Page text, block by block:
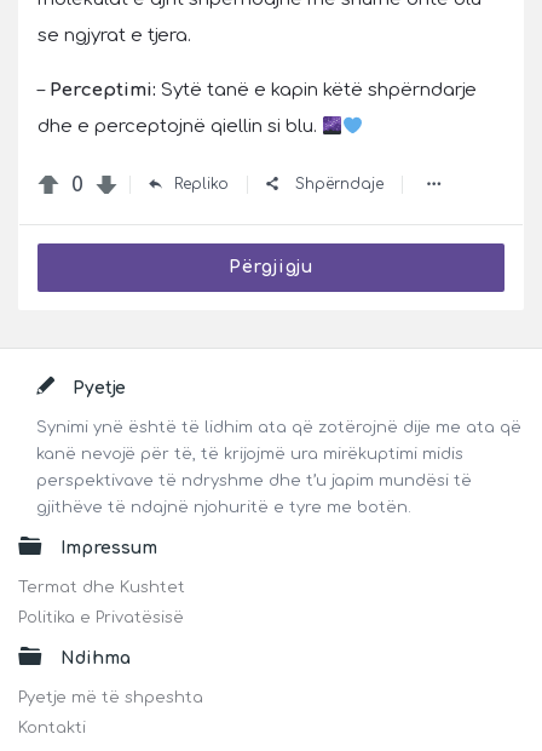
se ngjyrat e tjera.
– Perceptimi: Sytë tanë e kapin këtë shpërndarje
dhe e perceptojnë qiellin si blu.
0 Repliko Shpërndaje
Përgjigju
FooterPyetje
Synimi ynë është të lidhim ata që zotërojnë dije me ata që
kanë nevojë për të, të krijojmë ura mirëkuptimi midis
perspektivave të ndryshme dhe t’u japim mundësi të
gjithëve të ndajnë njohuritë e tyre me botën.
Impressum
Termat dhe Kushtet
Politika e Privatësisë
Ndihma
Pyetje më të shpeshta
Kontakti